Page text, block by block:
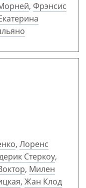
, Фрэнсис
, Лоренс
Стеркоу,
, Милен
, Жан Клод